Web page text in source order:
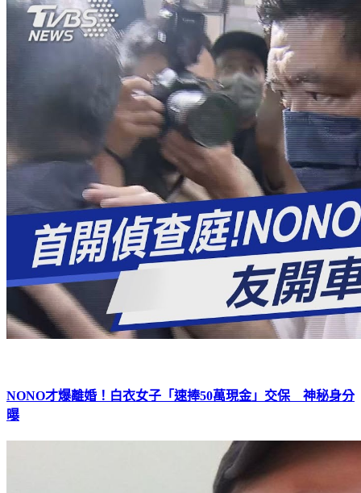
NONO才爆離婚！白衣女子「速捧50萬現金」交保 神秘身分
曝